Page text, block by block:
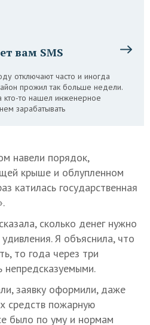
вам SMS
отключают часто и иногда
прожил так больше недели.
кто-то нашел инженерное
зарабатывать
навели порядок,
крыше и облупленном
катилась государственная
сколько денег нужно
Я объяснила, что
то года через три
непредсказуемыми.
заявку оформили, даже
средств пожарную
было по уму и нормам